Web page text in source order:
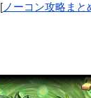
[ノーコン攻略まと